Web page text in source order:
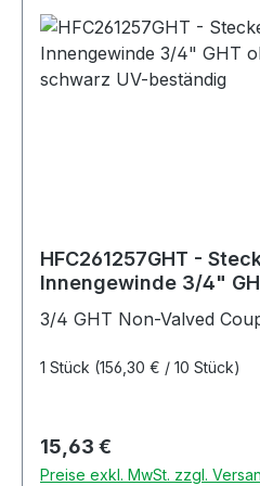
HFC261257GHT -
Innengewinde 3/4"
3/4 GHT Non-Valved
1 Stück (156,30 € / 10 Stück)
Regulärer Preis:
15,63 €
Preise exkl. MwSt. zzgl.